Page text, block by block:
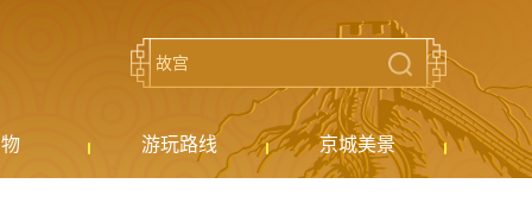
游玩路线 京城美景